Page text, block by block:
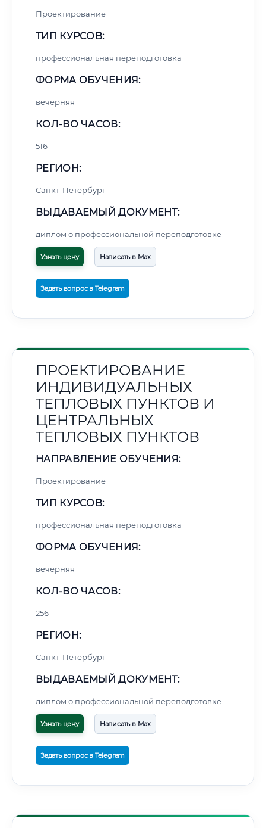
Проектирование
ТИП КУРСОВ:
профессиональная переподготовка
ФОРМА ОБУЧЕНИЯ:
вечерняя
КОЛ-ВО ЧАСОВ:
516
РЕГИОН:
Санкт-Петербург
ВЫДАВАЕМЫЙ ДОКУМЕНТ:
диплом о профессиональной переподготовке
Узнать цену Написать в Max
Задать вопрос в Telegram
ПРОЕКТИРОВАНИЕ
ИНДИВИДУАЛЬНЫХ
ТЕПЛОВЫХ ПУНКТОВ И
ЦЕНТРАЛЬНЫХ
ТЕПЛОВЫХ ПУНКТОВ
НАПРАВЛЕНИЕ ОБУЧЕНИЯ:
Проектирование
ТИП КУРСОВ:
профессиональная переподготовка
ФОРМА ОБУЧЕНИЯ:
вечерняя
КОЛ-ВО ЧАСОВ:
256
РЕГИОН:
Санкт-Петербург
ВЫДАВАЕМЫЙ ДОКУМЕНТ:
диплом о профессиональной переподготовке
Узнать цену Написать в Max
Задать вопрос в Telegram